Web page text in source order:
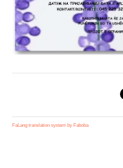
FaLang translation system by Faboba